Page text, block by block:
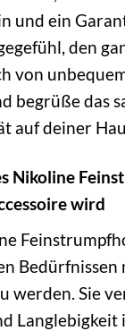
und ein
den
von
begrüße das
auf deiner
Nikoline
wird
Bedürfnissen
werden. Sie
Langlebigkeit